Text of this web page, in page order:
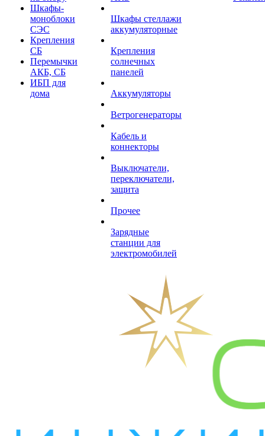
Шкафы-
моноблоки
СЭС
Крепления
СБ
Перемычки
АКБ, СБ
ИБП для
дома
Шкафы стеллажи
аккумуляторные
Крепления
солнечных
панелей
Аккумуляторы
Ветрогенераторы
Кабель и
коннекторы
Выключатели,
переключатели,
защита
Прочее
Зарядные
станции для
электромобилей